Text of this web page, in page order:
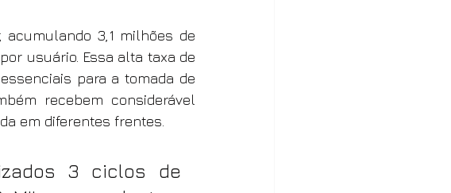
3,1 milhões de
usuário. Essa alta taxa de
para a tomada de
recebem considerável
em diferentes frentes.
3 ciclos de